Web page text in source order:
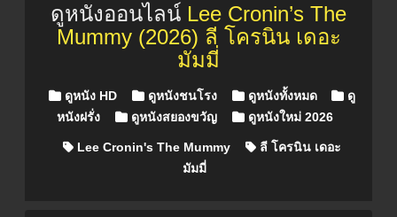
ดูหนังออนไลน์ Lee Cronin’s The
Mummy (2026) ลี โครนิน เดอะ
มัมมี่
Posted in
ดูหนัง HD ดูหนังชนโรง ดูหนังทั้งหมด
ดู
หนังฝรั่ง
ดูหนังสยองขวัญ ดูหนังใหม่ 2026
Lee Cronin's The Mummy
ลี โครนิน เดอะ
มัมมี่